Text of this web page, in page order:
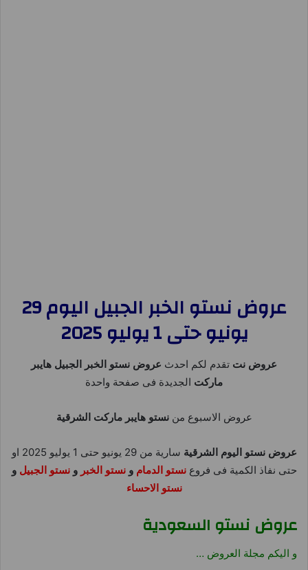
عروض نستو الخبر الجبيل اليوم 29
يونيو حتى 1 يوليو 2025
عروض نت تقدم لكم احدث عروض نستو الخبر الجبيل هايبر
ماركت الجديدة فى صفحة واحدة
عروض الاسبوع مننستو هايبر ماركت الشرقية
عروض نستو اليوم الشرقية
سارية من 29 يونيو حتى 1 يوليو 2025 او
حتى نفاذ الكمية فى فروعنستو الدمام ونستو الخبر ونستو الجبيل و
نستو الاحساء
عروض نستو السعودية
و اليكم مجلة العروض …